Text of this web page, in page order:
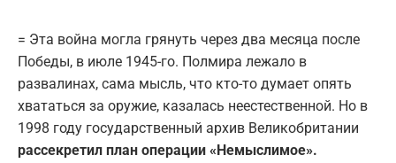
= Эта война могла грянуть через два месяца после
Победы, в июле 1945-го. Полмира лежало в
развалинах, сама мысль, что кто-то думает опять
хвататься за оружие, казалась неестественной. Но в
1998 году государственный архив Великобритании
рассекретил план операции «Немыслимое».